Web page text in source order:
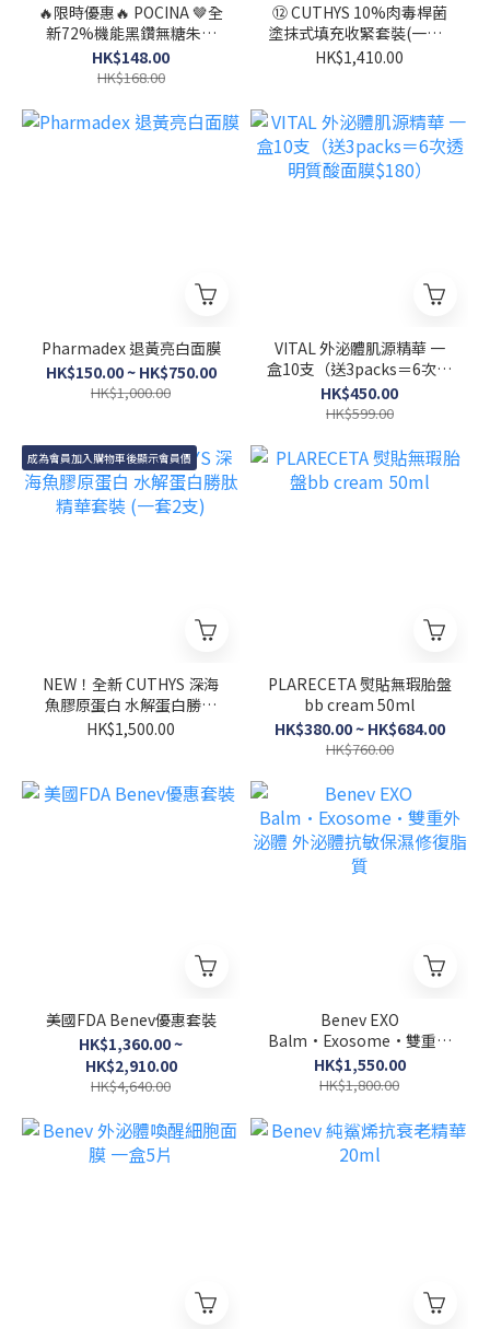
🔥限時優惠🔥 POCINA 🤎全
新72%機能黑鑽無糖朱古
力🍫補鐵必備
HK$148.00
HK$168.00
⑫ CUTHYS 10%肉毒桿菌
塗抹式填充收緊套裝(一套2
支）
HK$1,410.00
Pharmadex 退黃亮白面膜
HK$150.00 ~ HK$750.00
HK$1,000.00
VITAL 外泌體肌源精華 一
盒10支（送3packs＝6次透
明質酸面膜$180）
HK$450.00
HK$599.00
成為會員加入購物車後顯示會員價
NEW！全新 CUTHYS 深海
魚膠原蛋白 水解蛋白勝肽
精華套裝 (一套2支)
HK$1,500.00
PLARECETA 熨貼無瑕胎盤
bb cream 50ml
HK$380.00 ~ HK$684.00
HK$760.00
美國FDA Benev優惠套裝
HK$1,360.00 ~
HK$2,910.00
HK$4,640.00
Benev EXO
Balm•Exosome•雙重外
泌體 外泌體抗敏保濕修復
脂質
HK$1,550.00
HK$1,800.00